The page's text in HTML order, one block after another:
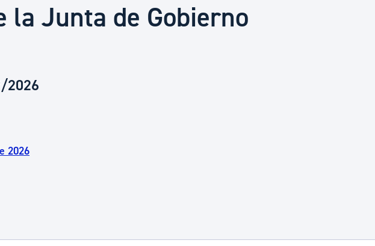
y consumo
y asociacionismo
la Junta de Gobierno
2026
2026